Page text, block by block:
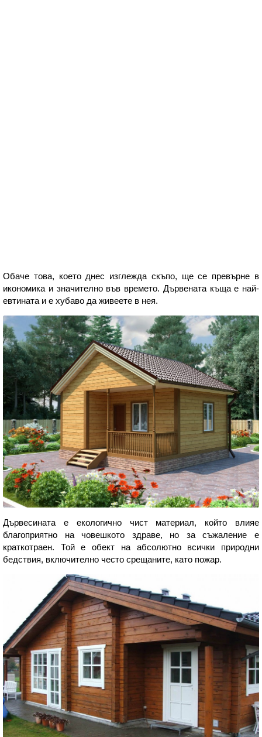
Обаче това, което днес изглежда скъпо, ще се превърне в
икономика и значително във времето. Дървената къща е най-
евтината и е хубаво да живеете в нея.
Дървесината е екологично чист материал, който влияе
благоприятно на човешкото здраве, но за съжаление е
краткотраен. Той е обект на абсолютно всички природни
бедствия, включително често срещаните, като пожар.